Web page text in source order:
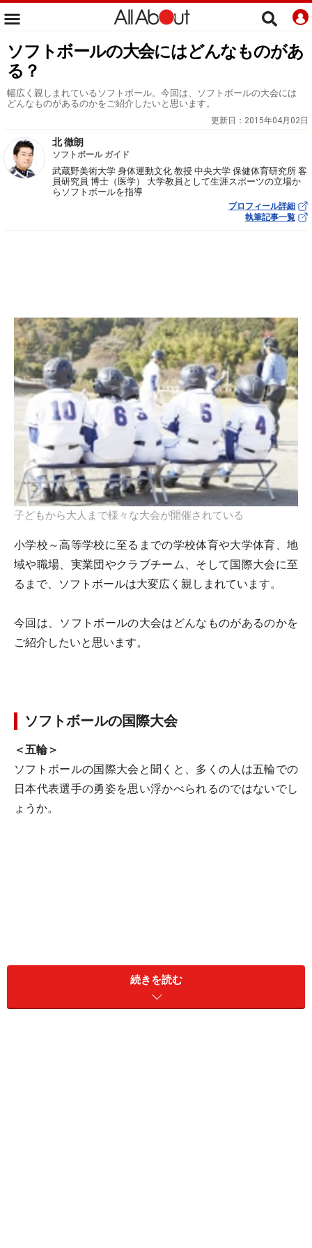
ソフトボールの大会にはどんなものがあ
る？
幅広く親しまれているソフトボール。今回は、ソフトボールの大会には
どんなものがあるのかをご紹介したいと思います。
更新日： 2015年04月02日
北 徹朗
ソフトボール ガイド
武蔵野美術大学 身体運動文化 教授 中央大学 保健体育研究所 客
員研究員 博士（医学） 大学教員として生涯スポーツの立場か
らソフトボールを指導
プロフィール詳細
執筆記事一覧
子どもから大人まで様々な大会が開催されている
小学校～高等学校に至るまでの学校体育や大学体育、地
域や職場、実業団やクラブチーム、そして国際大会に至
るまで、ソフトボールは大変広く親しまれています。
今回は、ソフトボールの大会はどんなものがあるのかを
ご紹介したいと思います。
ソフトボールの国際大会
＜五輪＞
ソフトボールの国際大会と聞くと、多くの人は五輪での
日本代表選手の勇姿を思い浮かべられるのではないでし
ょうか。
続きを読む